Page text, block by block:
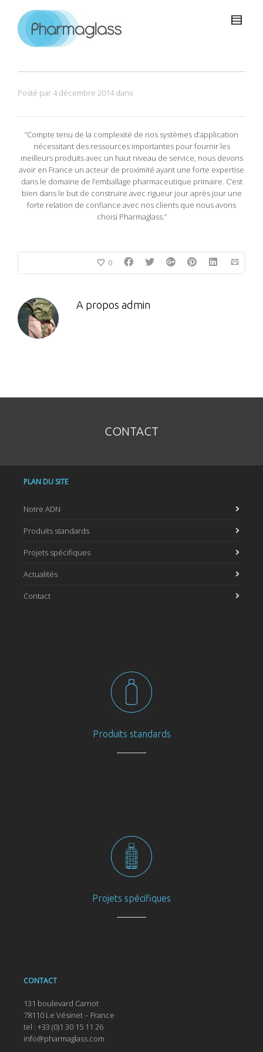
Posté par4 décembre 2014dans
“Compte tenu de la complexité de nos systèmes d’application
nécessitant des ressources importantes pour fournir les
meilleurs produits avec un haut niveau de service, nous devons
avoir en France un acteur de proximité ayant une forte expertise
dans le domaine de l’emballage pharmaceutique primaire. C’est
bien dans le but de construire avec rigueur jour après jour une
forte relation de confiance avec nos clients que nous avons
choisi Pharmaglass.”
0
A propos admin
CONTACT
PLAN DU SITE
Notre ADN
Produits standards
Projets spécifiques
Actualités
Contact
Produits standards
Projets spécifiques
CONTACT
131 boulevard Carnot
78110 Le Vésinet – France
tel : +33 (0)1 30 15 11 26
info@pharmaglass.com